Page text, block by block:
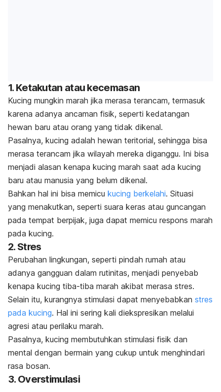
1. Ketakutan atau kecemasan
Kucing mungkin marah jika merasa terancam, termasuk
karena adanya ancaman fisik, seperti kedatangan
hewan baru atau orang yang tidak dikenal.
Pasalnya, kucing adalah hewan teritorial, sehingga bisa
merasa terancam jika wilayah mereka diganggu. Ini bisa
menjadi alasan kenapa kucing marah saat ada kucing
baru atau manusia yang belum dikenal.
Bahkan hal ini bisa memicu kucing berkelahi. Situasi
yang menakutkan, seperti suara keras atau guncangan
pada tempat berpijak, juga dapat memicu respons marah
pada kucing.
2. Stres
Perubahan lingkungan, seperti pindah rumah atau
adanya gangguan dalam rutinitas, menjadi penyebab
kenapa kucing tiba-tiba marah akibat merasa stres.
Selain itu, kurangnya stimulasi dapat menyebabkan stres
pada kucing. Hal ini sering kali diekspresikan melalui
agresi atau perilaku marah.
Pasalnya, kucing membutuhkan stimulasi fisik dan
mental dengan bermain yang cukup untuk menghindari
rasa bosan.
3. Overstimulasi